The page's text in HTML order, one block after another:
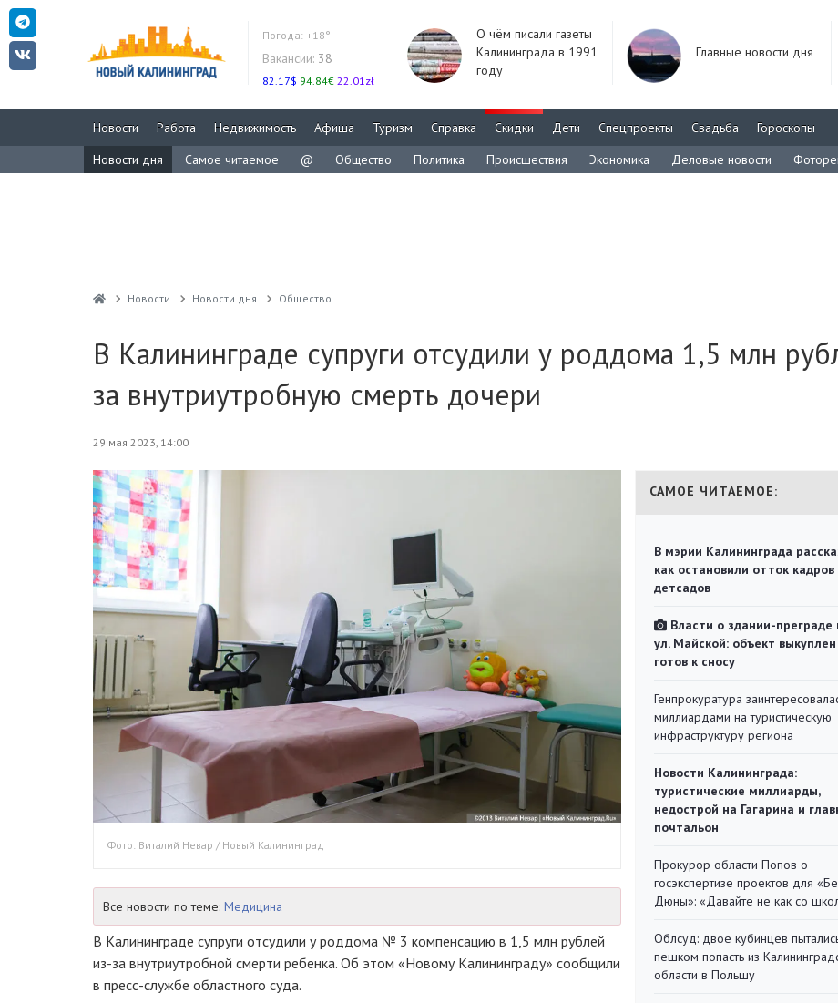
Погода: +18°
Вакансии: 38
82.17$ 94.84€ 22.01zł
О чём писали газеты
Калининграда в 1991
году
Главные новости дня
Новости Работа Недвижимость Афиша Туризм Справка Скидки Дети Спецпроекты Свадьба
Гороскопы
Новости дня
Самое читаемое @ Общество Политика Происшествия Экономика Деловые новости
Новости Новости дня Общество
В Калининграде супруги отсудили у роддома 1,5 млн
за внутриутробную смерть дочери
29 мая 2023, 14:00
Фото: Виталий Невар / Новый Калининград
Все новости по теме: Медицина
В Калининграде супруги отсудили у роддома № 3 компенсацию в 1,5 млн рублей
из-за внутриутробной смерти ребенка. Об этом «Новому Калининграду» сообщили
в пресс-службе областного суда.
САМОЕ ЧИТАЕМОЕ:
В мэрии Калининграда
как остановили отток кадров
детсадов
Власти о здании-преграде
ул. Майской: объект
готов к сносу
Генпрокуратура
миллиардами на туристическую
инфраструктуру региона
Новости Калининграда:
туристические миллиарды,
недострой на Гагарина и
почтальон
Прокурор области Попов о
госэкспертизе проектов для
Дюны»: «Давайте не как со
Облсуд: двое кубинцев
пешком попасть из
области в Польшу